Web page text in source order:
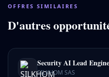
OFFRES SIMILAIRES
D'autres
Security AI Lead
SILKHOM SAS